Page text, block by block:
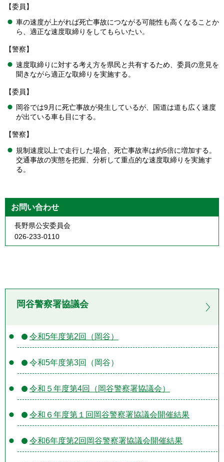
【委員】
車の速度が上がれば死亡事故につながる可能性も高くなることか
ら、適正な速度取締りをしてもらいたい。
【警察】
速度取締りに対する考え方を県民と共有するため、委員の意見を
聞きながら適正な取締りを実施する。
【委員】
岡谷では9月に死亡事故が発生しているが、国道は道も広く速度
が出ている車も目にする。
【警察】
規制速度以上で走行した場合、死亡事故率は約5倍に増加する。
交通事故の実態を把握、分析して重点的な速度取締りを実施す
る。
お問い合わせ
長野県公安委員会
026-233-0110
岡谷警察署協議会
令和5年度第2回（岡谷）
令和5年度第3回（岡谷）
令和５年度第4回（岡谷警察署協議会）
令和６年度第１回岡谷警察署協議会開催結果
令和6年度第2回岡谷警察署協議会開催結果